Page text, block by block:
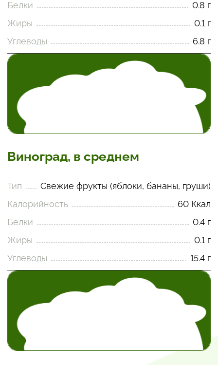
Белки
0.8 г
Жиры
0.1 г
Углеводы
6.8 г
Виноград, в среднем
Тип
Свежие фрукты (яблоки, бананы, груши)
Калорийность
60 Ккал
Белки
0.4 г
Жиры
0.1 г
Углеводы
15.4 г